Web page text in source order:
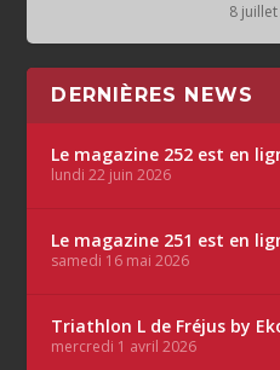
8
DERNIÈRES NEWS
Le magazine 252 est en
lundi 22 juin 2026
Le magazine 251 est en
samedi 16 mai 2026
Triathlon L de Fréjus by
mercredi 1 avril 2026